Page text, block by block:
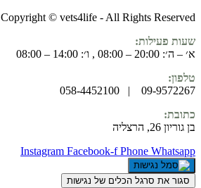
Copyright © vets4life - All Rights Reserved
שעות פעילות:
א׳ – ה׳: 20:00 – 08:00 , ו׳: 14:00 – 08:00
טלפון:
09-9572267 | 058-4452100
כתובת:
בן גוריון 26, הרצליה
Instagram Facebook-f Phone Whatsapp
סגור את סרגל הכלים של נגישות